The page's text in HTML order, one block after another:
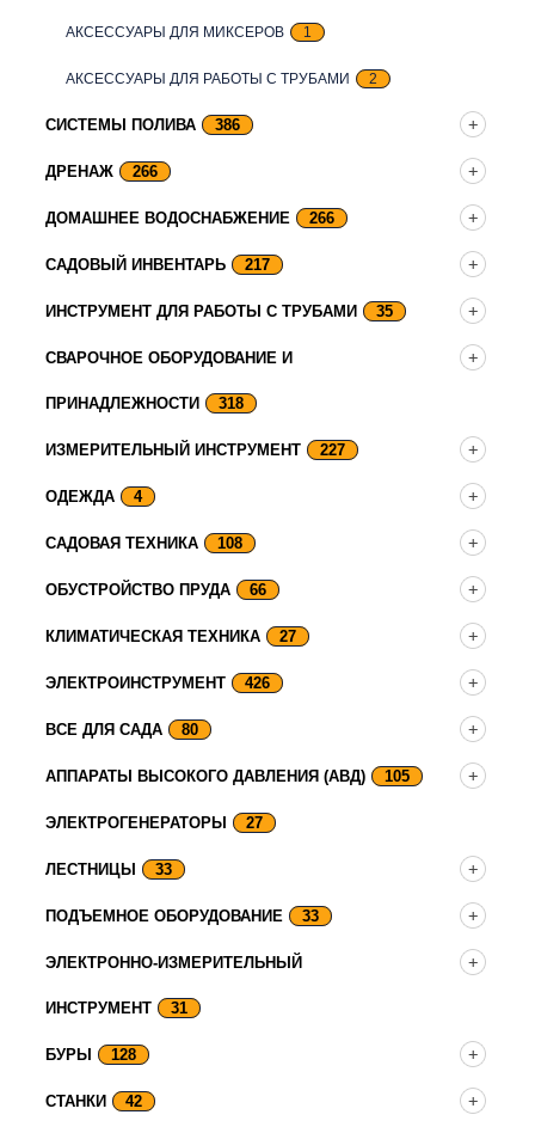
АКСЕССУАРЫ ДЛЯ МИКСЕРОВ 1
АКСЕССУАРЫ ДЛЯ РАБОТЫ С ТРУБАМИ 2
СИСТЕМЫ ПОЛИВА 386
ДРЕНАЖ 266
ДОМАШНЕЕ ВОДОСНАБЖЕНИЕ 266
САДОВЫЙ ИНВЕНТАРЬ 217
ИНСТРУМЕНТ ДЛЯ РАБОТЫ С ТРУБАМИ 35
СВАРОЧНОЕ ОБОРУДОВАНИЕ И
ПРИНАДЛЕЖНОСТИ 318
ИЗМЕРИТЕЛЬНЫЙ ИНСТРУМЕНТ 227
ОДЕЖДА 4
САДОВАЯ ТЕХНИКА 108
ОБУСТРОЙСТВО ПРУДА 66
КЛИМАТИЧЕСКАЯ ТЕХНИКА 27
ЭЛЕКТРОИНСТРУМЕНТ 426
ВСЕ ДЛЯ САДА 80
АППАРАТЫ ВЫСОКОГО ДАВЛЕНИЯ (АВД) 105
ЭЛЕКТРОГЕНЕРАТОРЫ 27
ЛЕСТНИЦЫ 33
ПОДЪЕМНОЕ ОБОРУДОВАНИЕ 33
ЭЛЕКТРОННО-ИЗМЕРИТЕЛЬНЫЙ
ИНСТРУМЕНТ 31
БУРЫ 128
СТАНКИ 42